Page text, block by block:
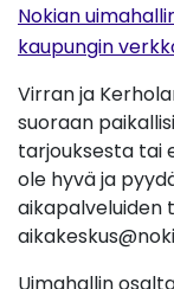
Nokian
kaupungin
Virran ja
suoraan
tarjouksesta tai
ole hyvä ja
aikapalveluiden
Uimahallin